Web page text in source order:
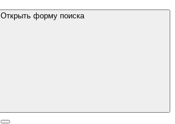
Открыть форму поиска